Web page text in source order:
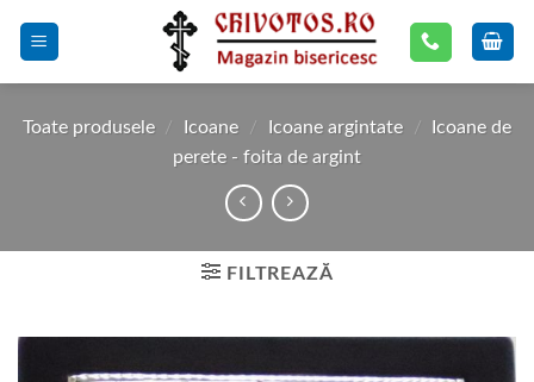
Toate produsele / Icoane / Icoane argintate /
Icoane de
perete - foita de argint
FILTREAZĂ